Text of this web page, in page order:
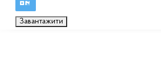
Завантажити